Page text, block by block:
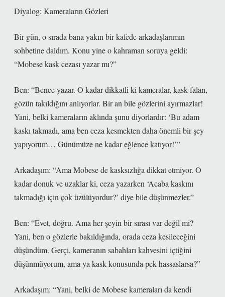
Diyalog: Kameraların Gözleri
Bir gün, o sırada bana yakın bir kafede arkadaşlarımın
sohbetine daldım. Konu yine o kahraman soruya geldi:
“Mobese kask cezası yazar mı?”
Ben: “Bence yazar. O kadar dikkatli ki kameralar, kask falan,
gözün takıldığını anlıyorlar. Bir an bile gözlerini ayırmazlar!
Yani, belki kameraların aklında şunu diyorlardır: ‘Bu adam
kaskı takmadı, ama ben ceza kesmekten daha önemli bir şey
yapıyorum… Günümüze ne kadar eğlence katıyor!’”
Arkadaşım: “Ama Mobese de kasksızlığa dikkat etmiyor. O
kadar donuk ve uzaklar ki, ceza yazarken ‘Acaba kaskını
takmadığı için çok üzülüyordur?’ diye bile düşünmezler.”
Ben: “Evet, doğru. Ama her şeyin bir sırası var değil mi?
Yani, ben o gözlerle bakıldığında, orada ceza kesileceğini
düşündüm. Gerçi, kameranın sabahları kahvesini içtiğini
düşünmüyorum, ama ya kask konusunda pek hassaslarsa?”
Arkadaşım: “Yani, belki de Mobese kameraları da kendi